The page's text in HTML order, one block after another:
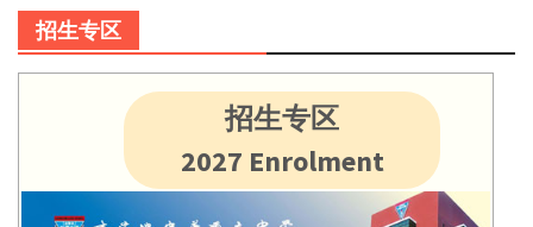
招生专区
招生专区
2027 Enrolment